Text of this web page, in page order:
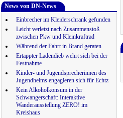
News von DN-News
Einbrecher im Kleiderschrank gefunden
Leicht verletzt nach Zusammenstoß
zwischen Pkw und Kleinkraftrad
Während der Fahrt in Brand geraten
Ertappter Ladendieb wehrt sich bei der
Festnahme
Kinder- und Jugendsprecherinnen des
Jugendheims engagieren sich für Echtz
Kein Alkoholkonsum in der
Schwangerschaft: Interaktive
Wanderausstellung ZERO! im
Kreishaus